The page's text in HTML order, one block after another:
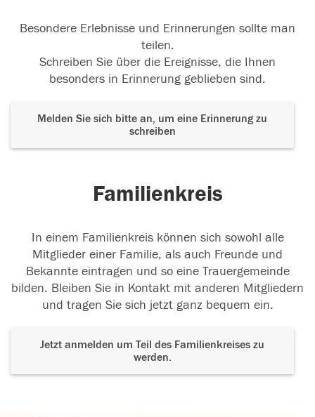
Besondere Erlebnisse und Erinnerungen sollte man
teilen.
Schreiben Sie über die Ereignisse, die Ihnen
besonders in Erinnerung geblieben sind.
Melden Sie sich bitte an, um eine Erinnerung zu
schreiben
Familienkreis
In einem Familienkreis können sich sowohl alle
Mitglieder einer Familie, als auch Freunde und
Bekannte eintragen und so eine Trauergemeinde
bilden. Bleiben Sie in Kontakt mit anderen Mitgliedern
und tragen Sie sich jetzt ganz bequem ein.
Jetzt anmelden um Teil des Familienkreises zu
werden.